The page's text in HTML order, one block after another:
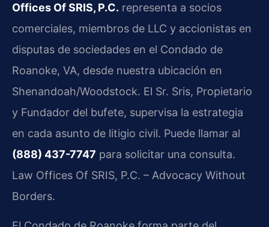
Offices Of SRIS, P.C. representa a socios
comerciales, miembros de LLC y accionistas en
disputas de sociedades en el Condado de
Roanoke, VA, desde nuestra ubicación en
Shenandoah/Woodstock. El Sr. Sris, Propietario
y Fundador del bufete, supervisa la estrategia
en cada asunto de litigio civil. Puede llamar al
(888) 437-7747 para solicitar una consulta.
Law Offices Of SRIS, P.C. – Advocacy Without
Borders.